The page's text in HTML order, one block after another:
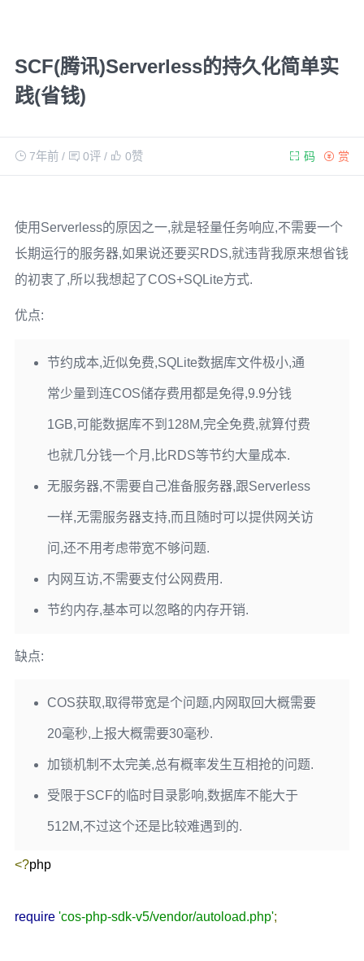
SCF(腾讯)Serverless的持久化简单实
践(省钱)
7年前/ 0评/ 0赞 赏
码
使用Serverless的原因之一,就是轻量任务响应,不需要一个
长期运行的服务器,如果说还要买RDS,就违背我原来想省钱
的初衷了,所以我想起了COS+SQLite方式.
优点:
节约成本,近似免费,SQLite数据库文件极小,通
常少量到连COS储存费用都是免得,9.9分钱
1GB,可能数据库不到128M,完全免费,就算付费
也就几分钱一个月,比RDS等节约大量成本.
无服务器,不需要自己准备服务器,跟Serverless
一样,无需服务器支持,而且随时可以提供网关访
问,还不用考虑带宽不够问题.
内网互访,不需要支付公网费用.
节约内存,基本可以忽略的内存开销.
缺点:
COS获取,取得带宽是个问题,内网取回大概需要
20毫秒,上报大概需要30毫秒.
加锁机制不太完美,总有概率发生互相抢的问题.
受限于SCF的临时目录影响,数据库不能大于
512M,不过这个还是比较难遇到的.
<?php
require 'cos-php-sdk-v5/vendor/autoload.php';